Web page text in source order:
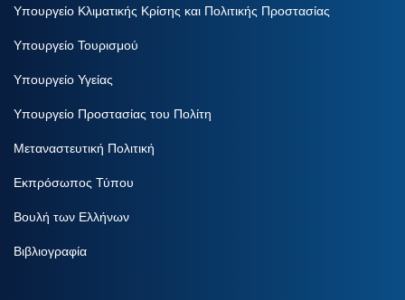
Υπουργείο Κλιματικής Κρίσης και Πολιτικής Προστασίας
Υπουργείο Τουρισμού
Υπουργείο Υγείας
Υπουργείο Προστασίας του Πολίτη
Μεταναστευτική Πολιτική
Εκπρόσωπος Τύπου
Βουλή των Ελλήνων
Βιβλιογραφία